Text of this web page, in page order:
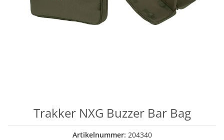
Trakker NXG Buzzer Bar Bag
Artikelnummer: 204340